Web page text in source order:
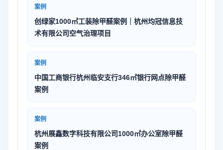
案例
创绿家1000㎡工装除甲醛案例｜杭州均冠信息技
术有限公司空气治理项目
案例
中国工商银行杭州临安支行346㎡银行网点除甲醛
案例
案例
杭州展鑫数字科技有限公司1000㎡办公室除甲醛
案例